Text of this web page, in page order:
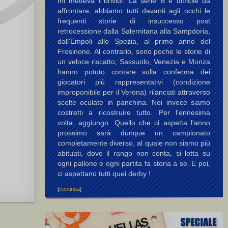
affrontare, abbiamo tutti davanti agli occhi le
frequenti storie di insuccesso post
retrocessione dalla Salernitana alla Sampdoria,
dall'Empoli allo Spezia, al primo anno del
Frosinone. Al contrario, sono poche le storie di
un veloce riscatto; Sassuolo, Venezia e Monza
hanno potuto contare sulla conferma dei
giocatori più rappresentativi (condizione
improponibile per il Verona) rilanciati attraverso
scelte oculate in panchina. Noi invece siamo
costretti a ricostruire tutto. Per l'ennesima
volta, aggiungo. Quello che ci aspetta l'anno
prossimo sarà dunque un campionato
completamente diverso, al quale non siamo più
abituati, dove il rango non conta, si lotta su
ogni pallone e ogni partita fa storia a se. E poi,
ci aspettano tutti quei derby !
[continua]